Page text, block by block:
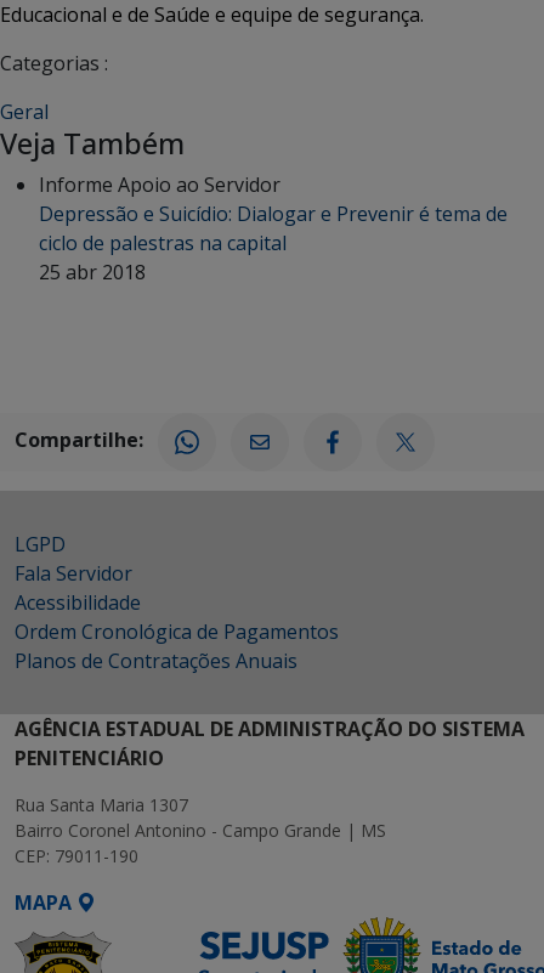
Educacional e de Saúde e equipe de segurança.
Categorias :
Geral
Veja Também
Informe Apoio ao Servidor
Depressão e Suicídio: Dialogar e Prevenir é tema de
ciclo de palestras na capital
25 abr 2018
Compartilhe:
LGPD
Fala Servidor
Acessibilidade
Ordem Cronológica de Pagamentos
Planos de Contratações Anuais
AGÊNCIA ESTADUAL DE ADMINISTRAÇÃO DO SISTEMA
PENITENCIÁRIO
Rua Santa Maria 1307
Bairro Coronel Antonino - Campo Grande | MS
CEP: 79011-190
MAPA